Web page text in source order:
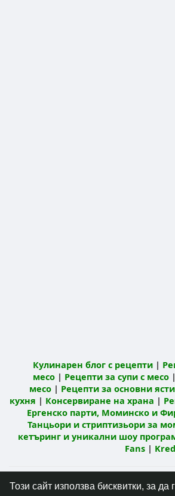
Този сайт използва бисквитки, за
Кулинарен блог с рецепти|
месо| Рецепти за супи с месо|
месо| Рецепти за основни
кухня | Консервиране на храна |
Ергенско парти, Моминско и
Танцьори и стриптизьори за
кетъринг и уникални шоу
Fans |
© 2026 Кулинарна мрежа Mandja.bg